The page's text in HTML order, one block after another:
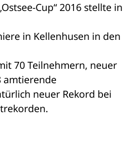
Cup“ 2016 stellte in
in Kellenhusen in den
70 Teilnehmern, neuer
amtierende
neuer Rekord bei